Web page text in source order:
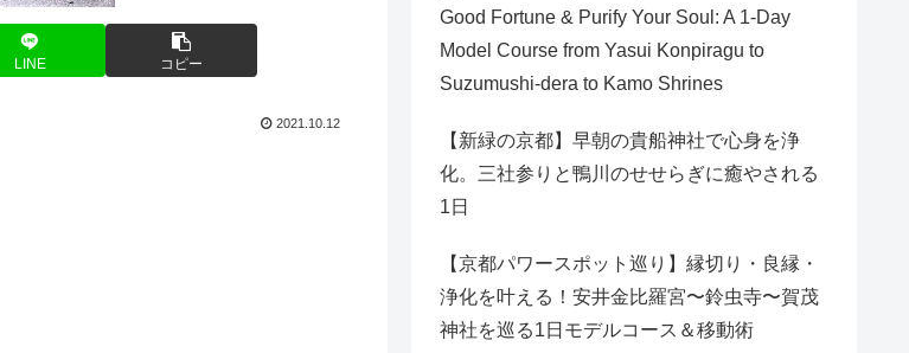
LINE コピー
2021.10.12
Good Fortune & Purify Your Soul: A 1-Day
Model Course from Yasui Konpiragu to
Suzumushi-dera to Kamo Shrines
【新緑の京都】早朝の貴船神社で心身を浄
化。三社参りと鴨川のせせらぎに癒やされる
1日
【京都パワースポット巡り】縁切り・良縁・
浄化を叶える！安井金比羅宮〜鈴虫寺〜賀茂
神社を巡る1日モデルコース＆移動術